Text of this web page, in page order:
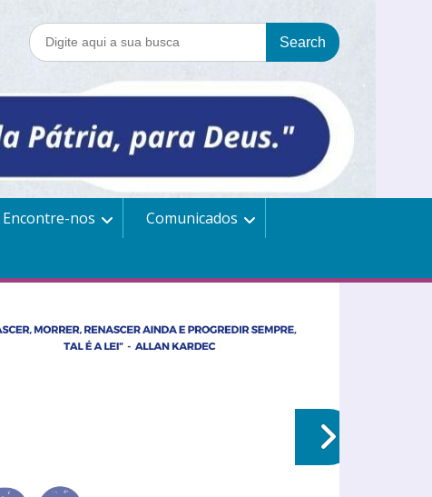
Encontre-nos
Comunicados